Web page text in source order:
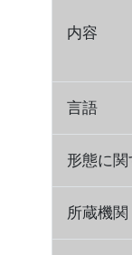
内容
言語
形態に
所蔵機関